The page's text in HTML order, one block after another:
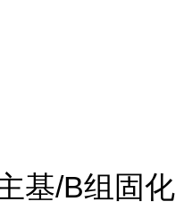
基/B组固化